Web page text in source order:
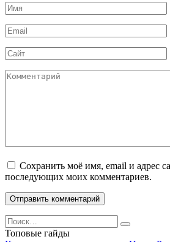
Имя
*
Email
*
Сайт
Комментарий
Сохранить моё имя, email и адрес
последующих моих комментариев.
Search
for:
Топовые гайды